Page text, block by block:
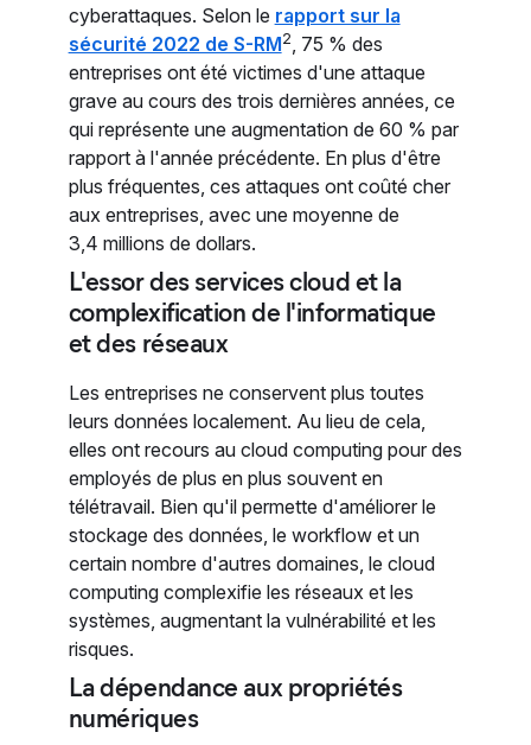
cyberattaques. Selon le rapport sur la
sécurité 2022 de S-RM2, 75 % des
entreprises ont été victimes d'une attaque
grave au cours des trois dernières années, ce
qui représente une augmentation de 60 % par
rapport à l'année précédente. En plus d'être
plus fréquentes, ces attaques ont coûté cher
aux entreprises, avec une moyenne de
3,4 millions de dollars.
L'essor des services cloud et la
complexification de l'informatique
et des réseaux
Les entreprises ne conservent plus toutes
leurs données localement. Au lieu de cela,
elles ont recours au cloud computing pour des
employés de plus en plus souvent en
télétravail. Bien qu'il permette d'améliorer le
stockage des données, le workflow et un
certain nombre d'autres domaines, le cloud
computing complexifie les réseaux et les
systèmes, augmentant la vulnérabilité et les
risques.
La dépendance aux propriétés
numériques